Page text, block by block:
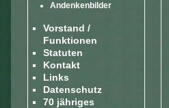
Andenkenbilder
Vorstand /
Funktionen
Statuten
Kontakt
Links
Datenschutz
70 jähriges